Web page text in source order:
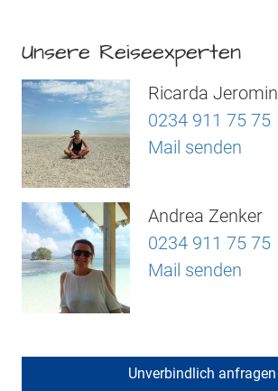
Unsere Reiseexperten
Ricarda Jeromin
0234 911 75 75
Mail senden
Andrea Zenker
0234 911 75 75
Mail senden
Unverbindlich anfragen